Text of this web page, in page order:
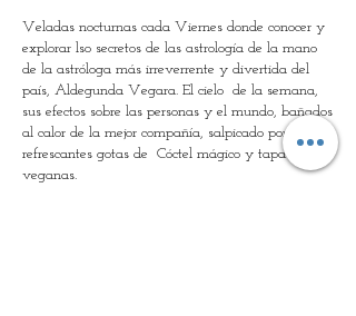
Veladas nocturnas cada Viernes donde conocer y
explorar lso secretos de las astrología de la mano
de la astróloga más irreverrente y divertida del
país, Aldegunda Vegara. El cielo de la semana,
sus efectos sobre las personas y el mundo, bañados
al calor de la mejor compañía, salpicado por unas
refrescantes gotas de Cóctel mágico y tapas
veganas.